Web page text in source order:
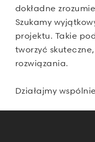
dokładne
Szukamy
projektu. Takie
tworzyć
rozwiązania.
Działajmy wspólnie